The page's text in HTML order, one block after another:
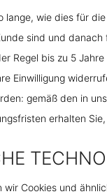
lange, wie dies für
sind und danach
bis zu 5 Jahre
gemäß den in
erhalten
Cookies und